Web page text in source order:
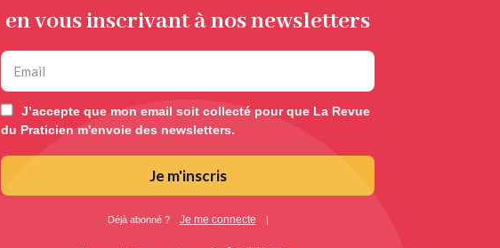
en vous inscrivant à nos newsletters
J’accepte que mon email soit collecté pour que La Revue
du Praticien m'envoie des newsletters.
Je m'inscris
Déjà abonné ? Je me connecte |